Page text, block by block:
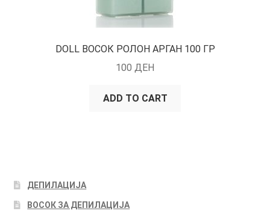
DOLL ВОСОК РОЛОН АРГАН 100 ГР
100 ДЕН
ADD TO CART
ДЕПИЛАЦИЈА
ВОСОК ЗА ДЕПИЛАЦИЈА